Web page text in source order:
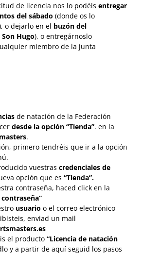
de licencia nos lo podéis entregar
del sábado (donde os lo
o dejarlo en el buzón del
Son Hugo), o entregárnoslo
miembro de la junta
de natación de la Federación
desde la opción “Tienda”. en la
.
primero tendréis que ir a la opción
vuestras credenciales de
opción que es “Tienda”.
contraseña, haced click en la
usuario o el correo electrónico
enviad un mail
el producto “Licencia de natación
y a partir de aquí seguid los pasos